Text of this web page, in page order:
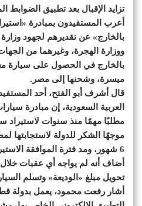
تزايد الإقبال بعد تطبيق الضوابط
أعرب المستفيدون بمبادرة
بالخارج» عن تقديرهم لجهود
ووزارة الهجرة، وغيرهما من
بالخارج في الحصول على سيارة
ميسرة، وشحنها إلى مصر.
قال أشرف أبو الفتح، أحد
العربية السعودية، إن مبادرة
مطلبًا مهمًا منذ سنوات لاستيراد
موجهًا الشكر للدولة لاستجابتها
6 شهور، ومد فترة الموافقة الاستيرادية لخمس سنوات.
أضاف أنه لم يواجه أي عقبات
تحويل مبلغ «الوديعة» وتسلم
أشار رفعت محمود، يعمل بدولة